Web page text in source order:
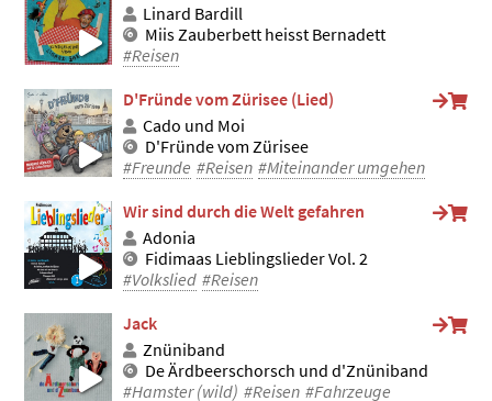
Linard Bardill
Miis Zauberbett heisst Bernadett
#Reisen
D'Fründe vom Zürisee (Lied)
Cado und Moi
D'Fründe vom Zürisee
#Freunde #Reisen #Miteinander umgehen
Wir sind durch die Welt gefahren
Adonia
Fidimaas Lieblingslieder Vol. 2
#Volkslied #Reisen
Jack
Znüniband
De Ärdbeerschorsch und d'Znüniband
#Hamster (wild) #Reisen #Fahrzeuge